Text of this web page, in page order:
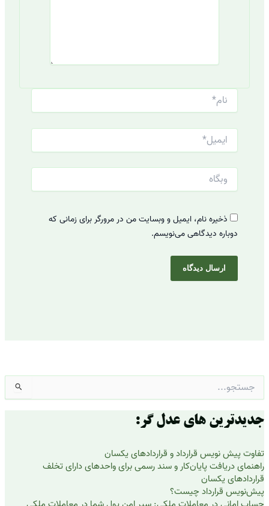
نام*
ایمیل*
وبگاه
ذخیره نام، ایمیل و وبسایت من در مرورگر برای زمانی که
دوباره دیدگاهی می‌نویسم.
جستجو
برای:
جدیدترین های عدل گر:
تفاوت پیش نویس قرارداد و قراردادهای یکسان
راهنمای دریافت پایان‌کار و سند رسمی برای واحدهای دارای تخلف
قراردادهای یکسان
پیش‌نویس قرارداد چیست؟